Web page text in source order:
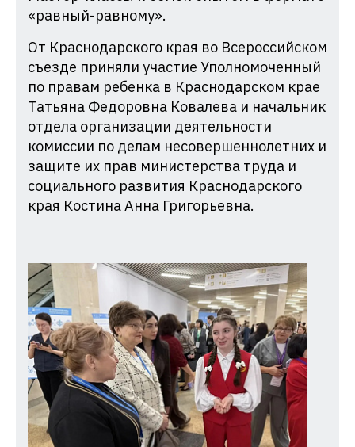
«равный-равному».
От Краснодарского края во Всероссийском
съезде приняли участие Уполномоченный
по правам ребенка в Краснодарском крае
Татьяна Федоровна Ковалева и начальник
отдела организации деятельности
комиссии по делам несовершеннолетних и
защите их прав министерства труда и
социального развития Краснодарского
края Костина Анна Григорьевна.